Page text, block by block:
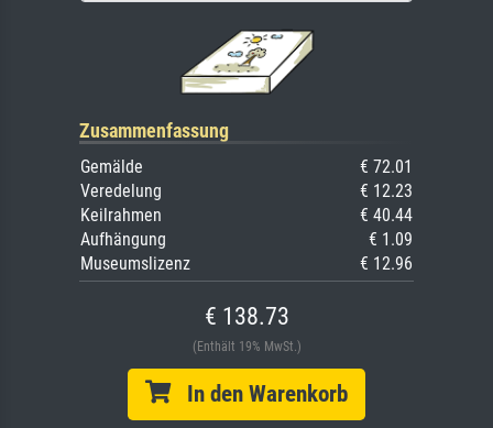
Zusammenfassung
Gemälde
€ 72.01
Veredelung
€ 12.23
Keilrahmen
€ 40.44
Aufhängung
€ 1.09
Museumslizenz
€ 12.96
€ 138.73
(Enthält 19% MwSt.)
In den Warenkorb